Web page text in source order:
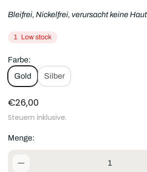
Bleifrei, Nickelfrei, verursacht keine
1 Low stock
Farbe:
Gold
Silber
R
e
g
u
l
€26,00
Steuern inklusive.
Menge: